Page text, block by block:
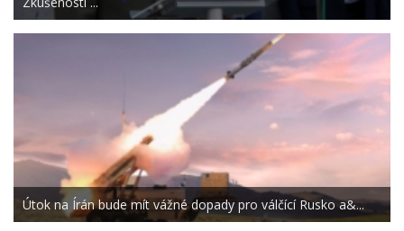
Útok na Írán bude mít vážné dopady pro válčící Rusko a&...